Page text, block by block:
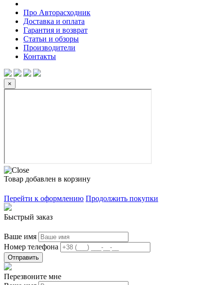
Про Авторасходник
Доставка и оплата
Гарантия и возврат
Статьи и обзоры
Производители
Контакты
×
Товар добавлен в корзину
Перейти к оформлению Продолжить покупки
Быстрый заказ
Ваше имя
Номер телефона
Отправить
Перезвоните мне